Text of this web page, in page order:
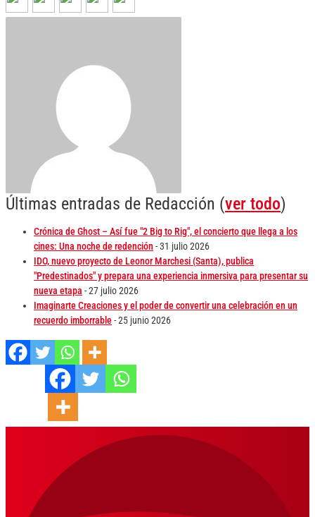
Últimas entradas de Redacción (ver todo)
Crónica de Ghost – Así fue "2 Big to Rig", el concierto que llega a los
cines: Una noche de redención - 31 julio 2026
IDO, nuevo proyecto de Leonor Marchesi (Santa), publica
"Predestinados" y prepara una experiencia inmersiva para presentar su
nueva etapa - 27 julio 2026
Imaginarte Creaciones y el poder de convertir una celebración en un
recuerdo imborrable- 25 junio 2026